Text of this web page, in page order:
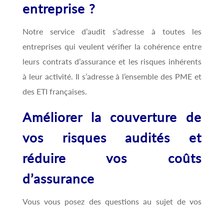
entreprise ?
Notre service d’audit s’adresse à toutes les
entreprises qui veulent vérifier la cohérence entre
leurs contrats d’assurance et les risques inhérents
à leur activité. Il s’adresse à l’ensemble des PME et
des ETI françaises.
Améliorer la couverture de
vos risques audités et
réduire vos coûts
d’assurance
Vous vous posez des questions au sujet de vos